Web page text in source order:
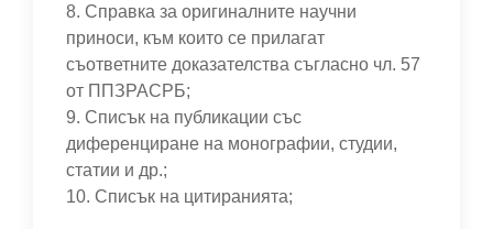
8. Справка за оригиналните научни
приноси, към които се прилагат
съответните доказателства съгласно чл. 57
от ППЗРАСРБ;
9. Списък на публикации със
диференциране на монографии, студии,
статии и др.;
10. Списък на цитиранията;